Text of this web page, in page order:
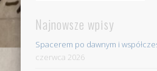
Najnowsze wpisy
Spacerem po dawnym i
czerwca 2026